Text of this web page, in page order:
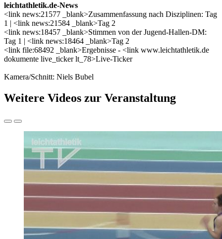
leichtathletik.de-News
<link news:21577 _blank>Zusammenfassung nach Disziplinen: Tag
1 | <link news:21584 _blank>Tag 2
<link news:18457 _blank>Stimmen von der Jugend-Hallen-DM:
Tag 1 | <link news:18464 _blank>Tag 2
<link file:68492 _blank>Ergebnisse - <link www.leichtathletik.de
dokumente live_ticker lt_78>Live-Ticker
Kamera/Schnitt: Niels Bubel
Weitere Videos zur Veranstaltung